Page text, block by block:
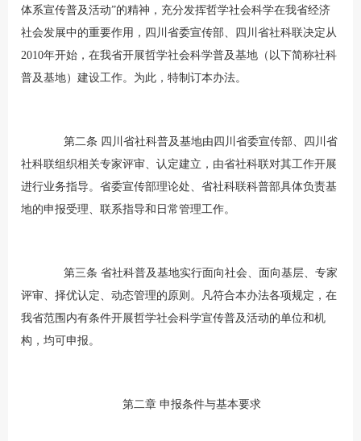
体系宣传普及活动”的精神，充分发挥哲学社会科学在我省经济
社会发展中的重要作用，四川省委宣传部、四川省社科联决定从
2010年开始，在我省开展哲学社会科学普及基地（以下简称社科
普及基地）建设工作。为此，特制订本办法。
第二条 四川省社科普及基地由四川省委宣传部、四川省
社科联组织相关专家评审、认定建立，由省社科联对其工作开展
进行业务指导。省委宣传部理论处、省社科联科普部具体负责基
地的申报受理、联系指导和日常管理工作。
第三条 省社科普及基地实行面向社会、面向基层、专家
评审、择优认定、动态管理的原则。凡符合本办法各项规定，在
我省范围内有条件开展哲学社会科学宣传普及活动的单位和机
构，均可申报。
第二章 申报条件与基本要求